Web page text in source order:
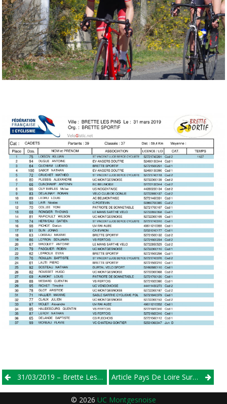
Post
navigation
31/03/2019 – Brette Les Pins – Minimes Article Pays De Loire Sur Nos Jeunes Pistards
© 2026 UC Montgesnoise